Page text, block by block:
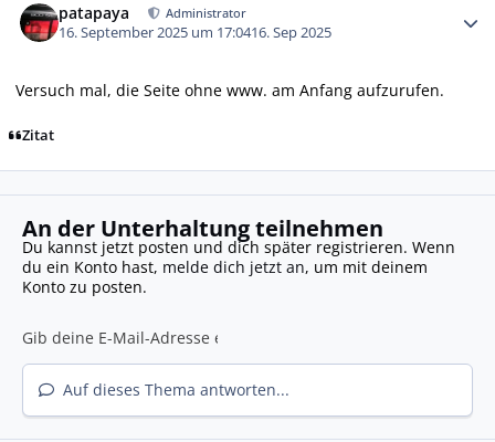
patapaya Administrator
16. September 2025 um 17:0416. Sep 2025
Versuch mal, die Seite ohne www. am Anfang aufzurufen.
Zitat
An der Unterhaltung teilnehmen
Du kannst jetzt posten und dich später registrieren. Wenn
du ein Konto hast, melde dich jetzt an, um mit deinem
Konto zu posten.
Auf dieses Thema antworten...